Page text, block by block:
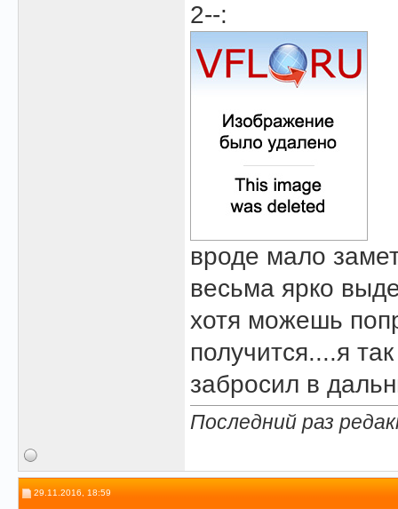
2--:
вроде мало
весьма ярко
хотя можешь
получится....я
забросил в
Последний раз
29.11.2016, 18:59